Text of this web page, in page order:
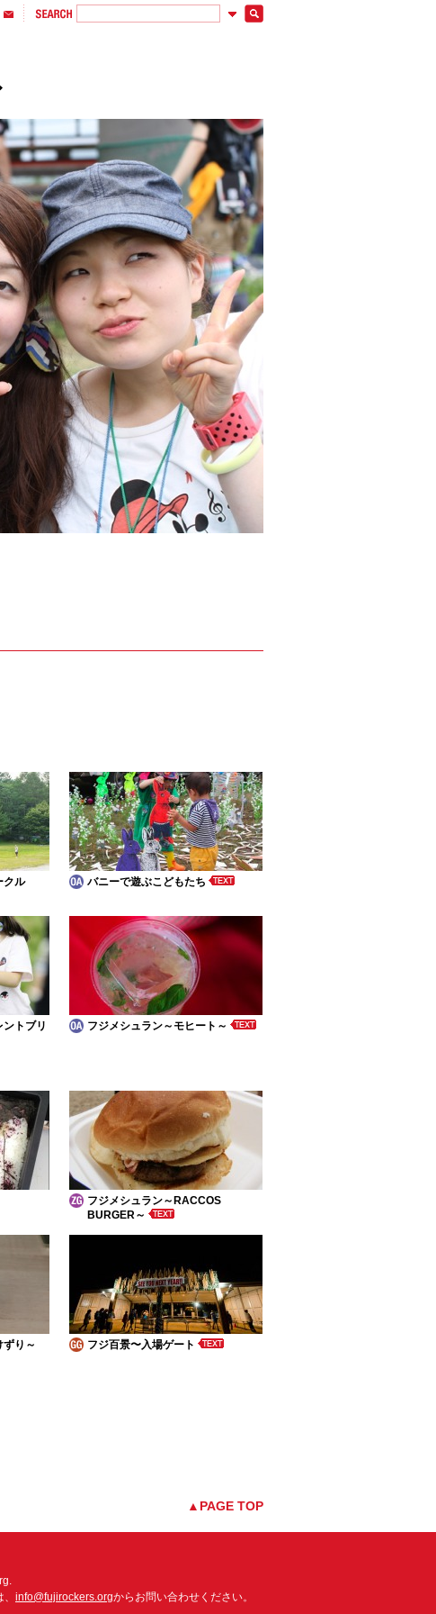
クル バニーで遊ぶこどもたち
トブリ
フジメシュラン～モヒート～
フジメシュラン～RACCOS
BURGER～
り～ フジ百景〜入場ゲート
▲PAGE TOP
info@fujirockers.orgからお問い合わせください。